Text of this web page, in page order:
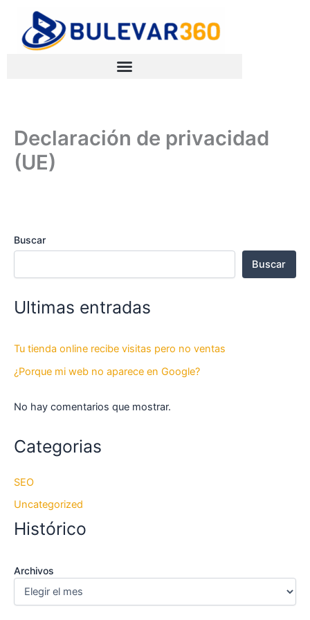
contenido
Declaración de privacidad
(UE)
Buscar
Buscar
Ultimas entradas
Tu tienda online recibe visitas pero no ventas
¿Porque mi web no aparece en Google?
No hay comentarios que mostrar.
Categorias
SEO
Uncategorized
Histórico
Archivos